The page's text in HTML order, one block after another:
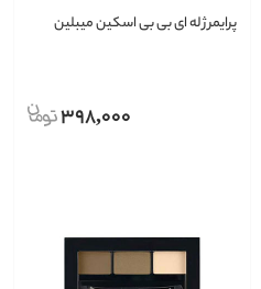
پرایمر ژله ای بی بی اسکین میبلین
398,000